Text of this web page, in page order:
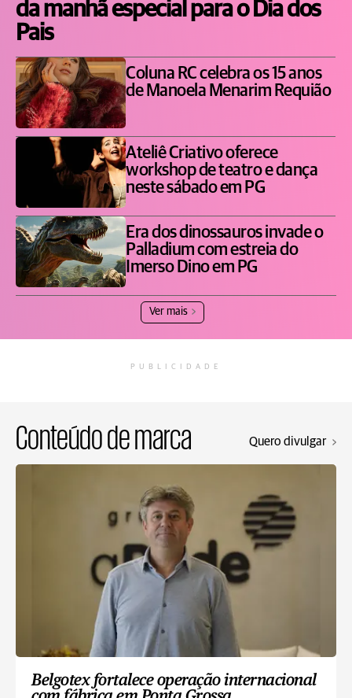
da manhã especial para o Dia dos
Pais
Coluna RC celebra os 15 anos
de Manoela Menarim Requião
Ateliê Criativo oferece
workshop de teatro e dança
neste sábado em PG
Era dos dinossauros invade o
Palladium com estreia do
Imerso Dino em PG
Ver mais
PUBLICIDADE
Conteúdo de marca Quero divulgar
Belgotex fortalece operação internacional